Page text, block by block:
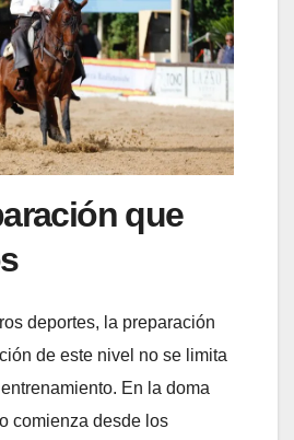
que
deportes, la preparación
de este nivel no se limita
En la doma
comienza desde los